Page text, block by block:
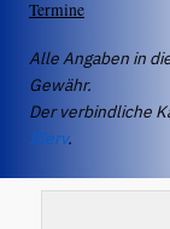
Termine
Alle Angaben in
Gewähr.
Der verbindliche
IServ.